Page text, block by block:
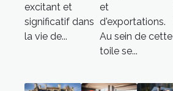
excitant et
significatif dans
la vie de...
et
d'exportations.
Au sein de cette
toile se...